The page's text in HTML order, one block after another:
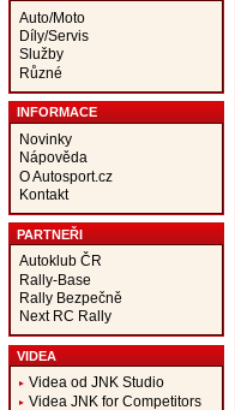
Auto/Moto
Díly/Servis
Služby
Různé
INFORMACE
Novinky
Nápověda
O Autosport.cz
Kontakt
PARTNEŘI
Autoklub ČR
Rally-Base
Rally Bezpečně
Next RC Rally
VIDEA
Videa od JNK Studio
Videa JNK for Competitors